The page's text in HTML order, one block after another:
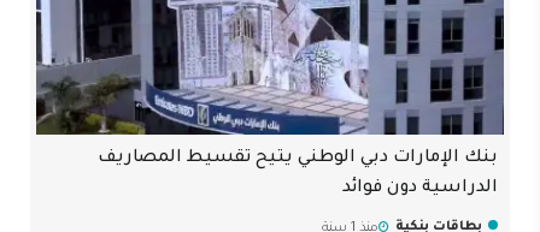
بنك الإمارات دبي الوطني يتيح تقسيط المصاريف
الدراسية دون فوائد
بطاقات بنكية منذ 1 سنة